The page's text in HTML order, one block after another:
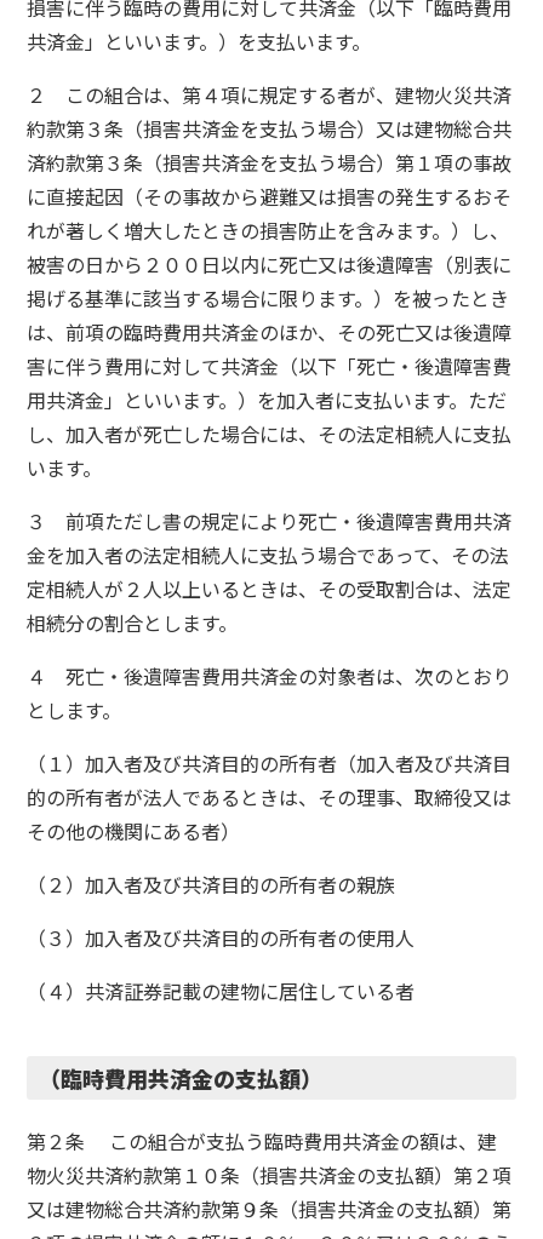
損害に伴う臨時の費用に対して共済金（以下「臨時費用
共済金」といいます。）を支払います。
２ この組合は、第４項に規定する者が、建物火災共済
約款第３条（損害共済金を支払う場合）又は建物総合共
済約款第３条（損害共済金を支払う場合）第１項の事故
に直接起因（その事故から避難又は損害の発生するおそ
れが著しく増大したときの損害防止を含みます。）し、
被害の日から２００日以内に死亡又は後遺障害（別表に
掲げる基準に該当する場合に限ります。）を被ったとき
は、前項の臨時費用共済金のほか、その死亡又は後遺障
害に伴う費用に対して共済金（以下「死亡・後遺障害費
用共済金」といいます。）を加入者に支払います。ただ
し、加入者が死亡した場合には、その法定相続人に支払
います。
３ 前項ただし書の規定により死亡・後遺障害費用共済
金を加入者の法定相続人に支払う場合であって、その法
定相続人が２人以上いるときは、その受取割合は、法定
相続分の割合とします。
４ 死亡・後遺障害費用共済金の対象者は、次のとおり
とします。
（１）加入者及び共済目的の所有者（加入者及び共済目
的の所有者が法人であるときは、その理事、取締役又は
その他の機関にある者）
（２）加入者及び共済目的の所有者の親族
（３）加入者及び共済目的の所有者の使用人
（４）共済証券記載の建物に居住している者
（臨時費用共済金の支払額）
第２条 この組合が支払う臨時費用共済金の額は、建
物火災共済約款第１０条（損害共済金の支払額）第２項
又は建物総合共済約款第９条（損害共済金の支払額）第